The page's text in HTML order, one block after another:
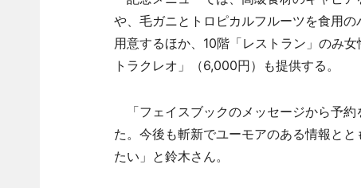
や、毛ガニとトロピカルフルーツを食用
用意するほか、10階「レストラン」のみ
トラクレオ」（6,000円）も提供する。
「フェイスブックのメッセージから予約
た。今後も斬新でユーモアのある情報と
たい」と鈴木さん。